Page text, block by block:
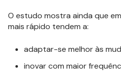
O estudo mostra ainda que
mais rápido tendem a:
adaptar-se melhor às
inovar com maior